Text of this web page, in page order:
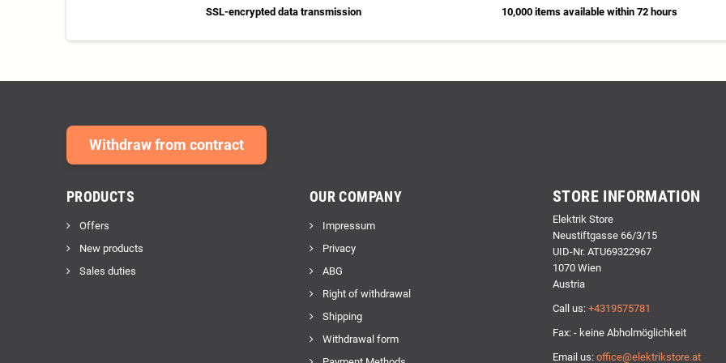
SSL-encrypted data transmission 10,000 items available within 72 hours
Withdraw from contract
PRODUCTS
Offers
New products
Sales duties
OUR COMPANY
Impressum
Privacy
ABG
Right of withdrawal
Shipping
Withdrawal form
STORE INFORMATION
Elektrik Store
Neustiftgasse 66/3/15
UID-Nr. ATU69322967
1070 Wien
Austria
Call us: +4319575781
Fax: - keine Abholmöglichkeit
Email us: office@elektrikstore.at